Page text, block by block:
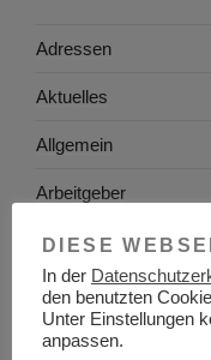
Adressen
Aktuelles
Allgemein
Arbeitgeber
Arbeitsplatzsuche
Arbeitsrecht
Arbeitswelt
DIESE
In der
den benutzten
Unter Einstellungen
anpassen.